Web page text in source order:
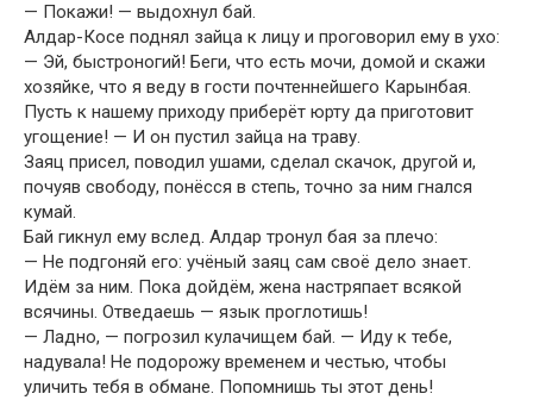
— Покажи! — выдохнул бай.
Алдар-Косе поднял зайца к лицу и проговорил ему в ухо:
— Эй, быстроногий! Беги, что есть мочи, домой и скажи
хозяйке, что я веду в гости почтеннейшего Карынбая.
Пусть к нашему приходу приберёт юрту да приготовит
угощение! — И он пустил зайца на траву.
Заяц присел, поводил ушами, сделал скачок, другой и,
почуяв свободу, понёсся в степь, точно за ним гнался
кумай.
Бай гикнул ему вслед. Алдар тронул бая за плечо:
— Не подгоняй его: учёный заяц сам своё дело знает.
Идём за ним. Пока дойдём, жена настряпает всякой
всячины. Отведаешь — язык проглотишь!
— Ладно, — погрозил кулачищем бай. — Иду к тебе,
надувала! Не подорожу временем и честью, чтобы
уличить тебя в обмане. Попомнишь ты этот день!